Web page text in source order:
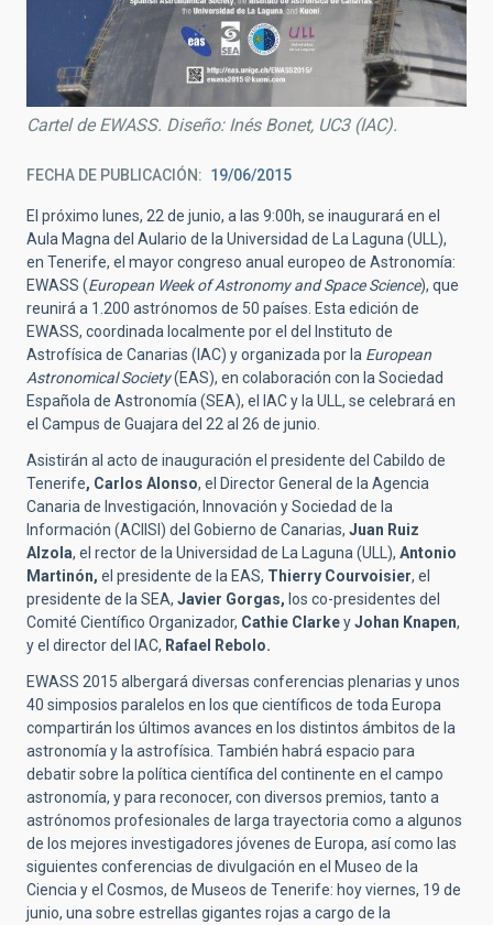
Cartel de EWASS. Diseño: Inés Bonet, UC3 (IAC).
FECHA DE PUBLICACIÓN 19/06/2015
El próximo lunes, 22 de junio, a las 9:00h, se inaugurará en el
Aula Magna del Aulario de la Universidad de La Laguna (ULL),
en Tenerife, el mayor congreso anual europeo de Astronomía:
EWASS (European Week of Astronomy and Space Science), que
reunirá a 1.200 astrónomos de 50 países. Esta edición de
EWASS, coordinada localmente por el del Instituto de
Astrofísica de Canarias (IAC) y organizada por la European
Astronomical Society(EAS), en colaboración con la Sociedad
Española de Astronomía (SEA), el IAC y la ULL, se celebrará en
el Campus de Guajara del 22 al 26 de junio.
Asistirán al acto de inauguración el presidente del Cabildo de
Tenerife, Carlos Alonso, el Director General de la Agencia
Canaria de Investigación, Innovación y Sociedad de la
Información (ACIISI) del Gobierno de Canarias, Juan Ruiz
Alzola, el rector de la Universidad de La Laguna (ULL), Antonio
Martinón, el presidente de la EAS, Thierry Courvoisier, el
presidente de la SEA, Javier Gorgas, los co-presidentes del
Comité Científico Organizador, Cathie ClarkeyJohan Knapen,
y el director del IAC, Rafael Rebolo.
EWASS 2015 albergará diversas conferencias plenarias y unos
40 simposios paralelos en los que científicos de toda Europa
compartirán los últimos avances en los distintos ámbitos de la
astronomía y la astrofísica. También habrá espacio para
debatir sobre la política científica del continente en el campo
astronomía, y para reconocer, con diversos premios, tanto a
astrónomos profesionales de larga trayectoria como a algunos
de los mejores investigadores jóvenes de Europa, así como las
siguientes conferencias de divulgación en el Museo de la
Ciencia y el Cosmos, de Museos de Tenerife: hoy viernes, 19 de
junio, una sobre estrellas gigantes rojas a cargo de la